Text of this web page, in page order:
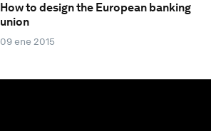
How to design the European banking
union
09 ene 2015